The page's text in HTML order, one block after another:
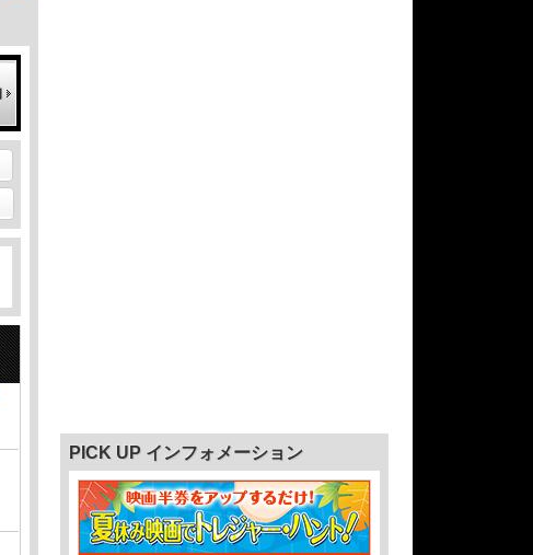
PICK UP インフォメーション